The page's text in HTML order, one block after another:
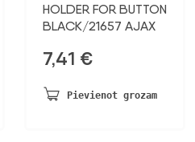
HOLDER FOR BUTTON
BLACK/21657 AJAX
7,41 €
Pievienot grozam